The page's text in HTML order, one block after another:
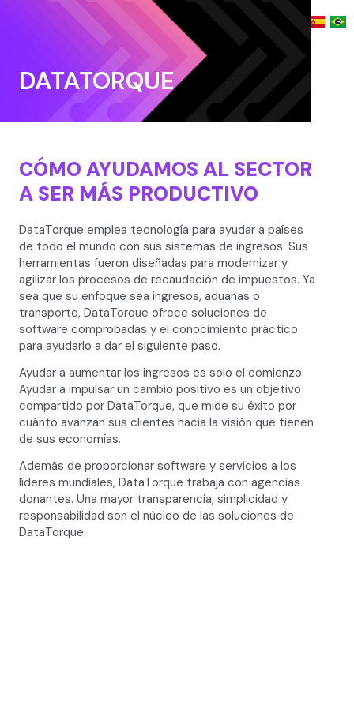
DATATORQUE
CÓMO AYUDAMOS AL SECTOR
A SER MÁS PRODUCTIVO
DataTorque emplea tecnología para ayudar a países
de todo el mundo con sus sistemas de ingresos. Sus
herramientas fueron diseñadas para modernizar y
agilizar los procesos de recaudación de impuestos. Ya
sea que su enfoque sea ingresos, aduanas o
transporte, DataTorque ofrece soluciones de
software comprobadas y el conocimiento práctico
para ayudarlo a dar el siguiente paso.
Ayudar a aumentar los ingresos es solo el comienzo.
Ayudar a impulsar un cambio positivo es un objetivo
compartido por DataTorque, que mide su éxito por
cuánto avanzan sus clientes hacia la visión que tienen
de sus economías.
Además de proporcionar software y servicios a los
líderes mundiales, DataTorque trabaja con agencias
donantes. Una mayor transparencia, simplicidad y
responsabilidad son el núcleo de las soluciones de
DataTorque.